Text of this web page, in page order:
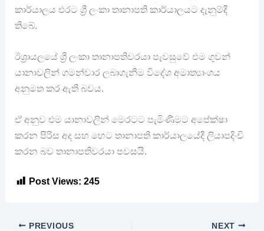
කාර්යාලය එරට ශ්‍රී ලංකා තානාපති කාර්යාලයට දැනුම්දී
තිබේ.
ඊශ්‍රායලයේ ශ්‍රී ලංකා තානාපතිවරයා පැවසුවේ එම ගුවන්
යානාවලින් ගමන්වාර ලබාගැනීම විදේශ අමාත්‍යාංශය
අනුමත කර ඇති බවය.
ඒ අනුව එම යානාවලින් මෙරටට පැමිණීමට අපේක්ෂා
කරන පිරිස අද සහ හෙට තානාපති කාර්යාලයේදී ලියාපදිංචි
කරන බව තානාපතිවරයා පවසයි.
Post Views: 245
PREVIOUS NEXT